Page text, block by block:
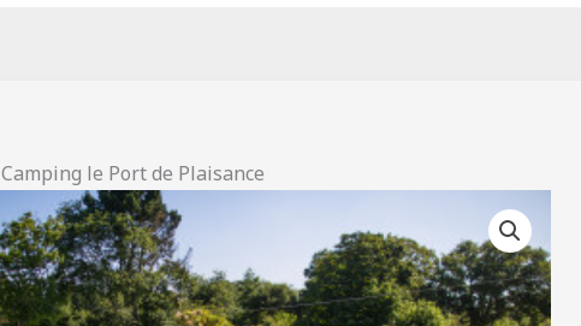
Camping le Port de Plaisance